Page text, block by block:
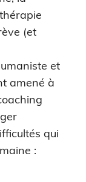
(et
et
amené à
qui
: